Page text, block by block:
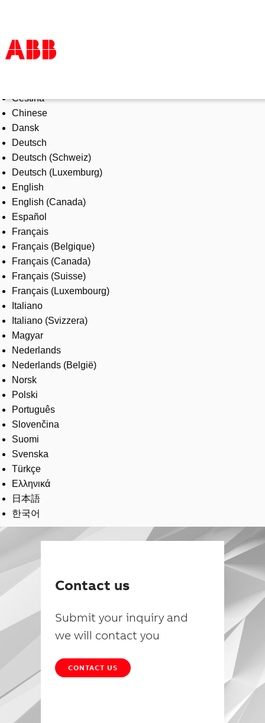
Products & Solutions
Industries
Services
About us
Where to buy
Contact us
Careers
Čeština
Chinese
Dansk
Deutsch
Deutsch (Schweiz)
Deutsch (Luxemburg)
English
English (Canada)
Español
Français
Français (Belgique)
Français (Canada)
Français (Suisse)
Français (Luxembourg)
Italiano
Italiano (Svizzera)
Magyar
Nederlands
Nederlands (België)
Norsk
Polski
Português
Slovenčina
Suomi
Svenska
Türkçe
Ελληνικά
日本語
한국어
Contact us
Submit your inquiry and
we will contact you
CONTACT US